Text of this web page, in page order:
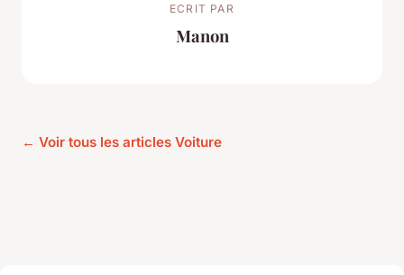
ECRIT PAR
Manon
← Voir tous les articles Voiture